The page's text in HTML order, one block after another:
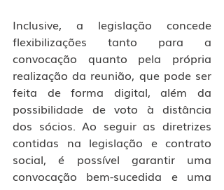
Inclusive, a legislação concede
flexibilizações tanto para a
convocação quanto pela própria
realização da reunião, que pode ser
feita de forma digital, além da
possibilidade de voto à distância
dos sócios. Ao seguir as diretrizes
contidas na legislação e contrato
social, é possível garantir uma
convocação bem-sucedida e uma